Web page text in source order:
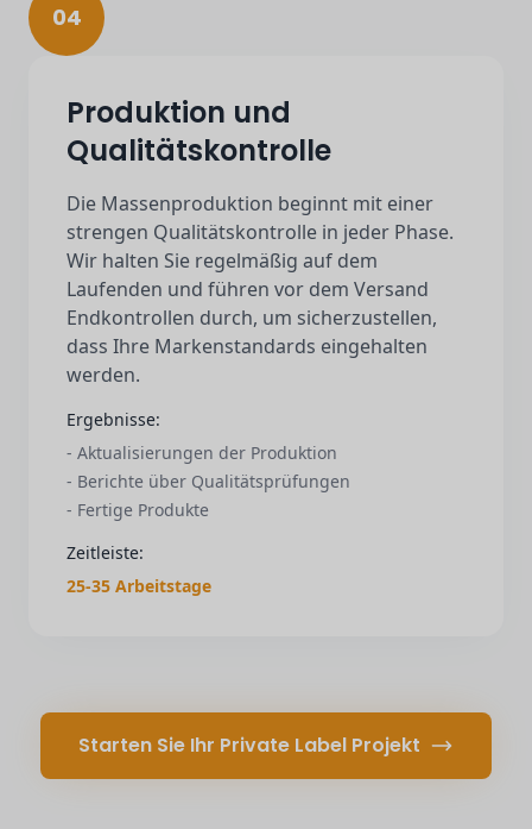
04
Produktion und
Qualitätskontrolle
Die Massenproduktion beginnt mit einer
strengen Qualitätskontrolle in jeder Phase.
Wir halten Sie regelmäßig auf dem
Laufenden und führen vor dem Versand
Endkontrollen durch, um sicherzustellen,
dass Ihre Markenstandards eingehalten
werden.
Ergebnisse:
- Aktualisierungen der Produktion
- Berichte über Qualitätsprüfungen
- Fertige Produkte
Zeitleiste:
25-35 Arbeitstage
Starten Sie Ihr Private Label Projekt